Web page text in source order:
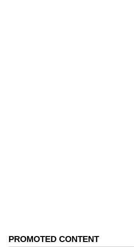
కారును పక్కన పెట్ట లేదని,